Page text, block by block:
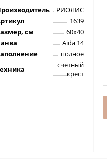
РИОЛИС
1639
см
60х40
Aida 14
полное
счетный
крест